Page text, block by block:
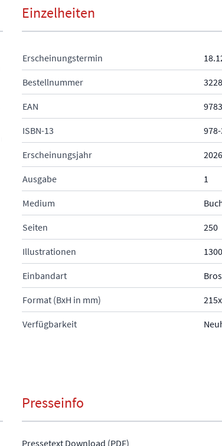
Einzelheiten
Erscheinungstermin
Bestellnummer
EAN
ISBN-13
Erscheinungsjahr 2026
Ausgabe 1
Medium
Seiten 250
Illustrationen 1300
Einbandart
Format (BxH in mm)
Verfügbarkeit
Presseinfo
Pressetext Download (PDF)